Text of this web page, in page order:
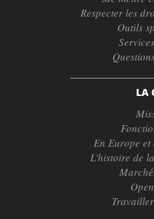
Respecter les
Outils
LA
En Europe et
L'histoire de